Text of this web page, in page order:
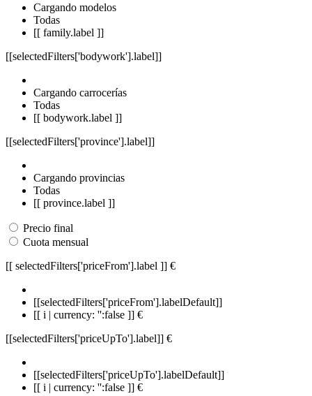
Cargando modelos
Todas
[[ family.label ]]
[[selectedFilters['bodywork'].label]]
Cargando carrocerías
Todas
[[ bodywork.label ]]
[[selectedFilters['province'].label]]
Cargando provincias
Todas
[[ province.label ]]
Precio final
Cuota mensual
[[ selectedFilters['priceFrom'].label ]] €
[[selectedFilters['priceFrom'].labelDefault]]
[[ i | currency: '':false ]] €
[[selectedFilters['priceUpTo'].label]] €
[[selectedFilters['priceUpTo'].labelDefault]]
[[ i | currency: '':false ]] €